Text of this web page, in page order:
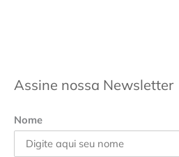
Assine nossa Newsletter
Nome